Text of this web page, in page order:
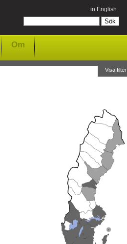
in English
Om
Visa filter